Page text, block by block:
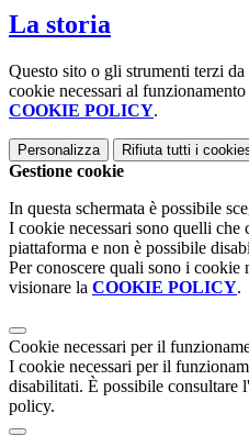
La storia
Questo sito o gli strumenti terzi
cookie necessari al
COOKIE POLICY.
Personalizza Rifiuta tutti i
Gestione cookie
In questa schermata è possibile
I cookie necessari sono quelli
piattaforma e non è possibile
Per conoscere quali sono i cookie
visionare la COOKIE POLICY.
Cookie necessari per il
I cookie necessari per il
disabilitati. È possibile consultare
policy.